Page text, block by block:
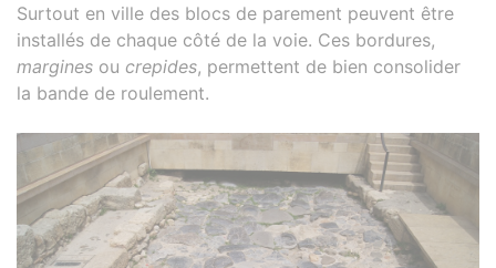
Surtout en ville des blocs de parement peuvent être
installés de chaque côté de la voie. Ces bordures,
margines ou crepides, permettent de bien consolider
la bande de roulement.